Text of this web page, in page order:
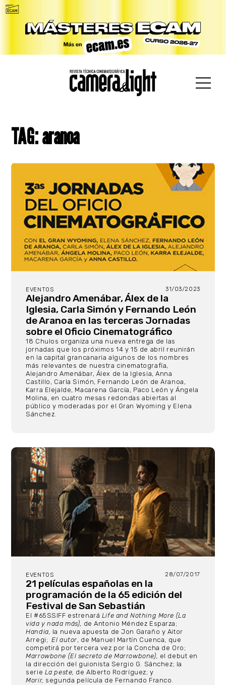
TAG: aranoa
EVENTOS 31/03/2023
Alejandro Amenábar, Álex de la
Iglesia, Carla Simón y Fernando León
de Aranoa en las terceras Jornadas
sobre el Oficio Cinematográfico
18 Chulos organiza una nueva entrega de las
jornadas que los próximos 14 y 15 de abril reunirán
en la capital grancanaria algunos de los nombres
más relevantes de nuestra cinematografía,
Alejandro Amenábar, Álex de la Iglesia, Anna
Castillo, Carla Simón, Fernando León de Aranoa,
Karra Elejalde, Macarena García, Paco León y Ángela
Molina, en cuatro mesas redondas abiertas al
público y moderadas por el Gran Wyoming y Elena
Sánchez.
EVENTOS 28/07/2017
21 películas españolas en la
programación de la 65 edición del
Festival de San Sebastián
El #65SSIFF estrenará Life and Nothing More (La
vida y nada más), de Antonio Méndez Esparza;
Handia, la nueva apuesta de Jon Garaño y Aitor
Arregi;El autor, de Manuel Martín Cuenca, que
competirá por tercera vez por la Concha de Oro;
Marrowbone (El secreto de Marrowbone), el debut en
la dirección del guionista Sergio G. Sánchez; la
serie La peste, de Alberto Rodríguez; y
Morir, segunda película de Fernando Franco.